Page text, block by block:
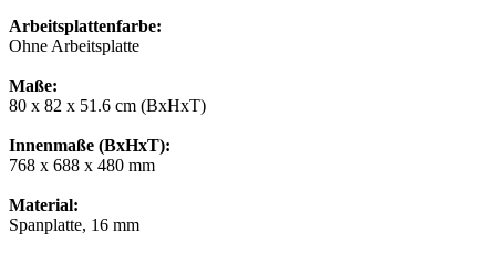
Arbeitsplattenfarbe:
Ohne Arbeitsplatte
Maße:
80 x 82 x 51.6 cm (BxHxT)
Innenmaße (BxHxT):
768 x 688 x 480 mm
Material:
Spanplatte, 16 mm